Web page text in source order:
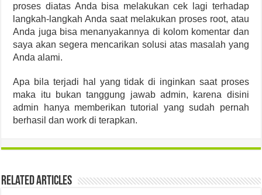
proses diatas Anda bisa melakukan cek lagi terhadap
langkah-langkah Anda saat melakukan proses root, atau
Anda juga bisa menanyakannya di kolom komentar dan
saya akan segera mencarikan solusi atas masalah yang
Anda alami.
Apa bila terjadi hal yang tidak di inginkan saat proses
maka itu bukan tanggung jawab admin, karena disini
admin hanya memberikan tutorial yang sudah pernah
berhasil dan work di terapkan.
Related Articles